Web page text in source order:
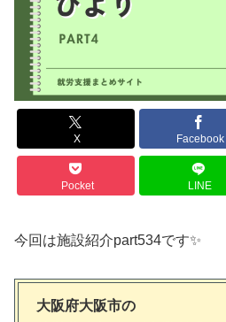
X Facebook
Pocket LINE
今回は施設紹介part534です✨
大阪府大阪市の